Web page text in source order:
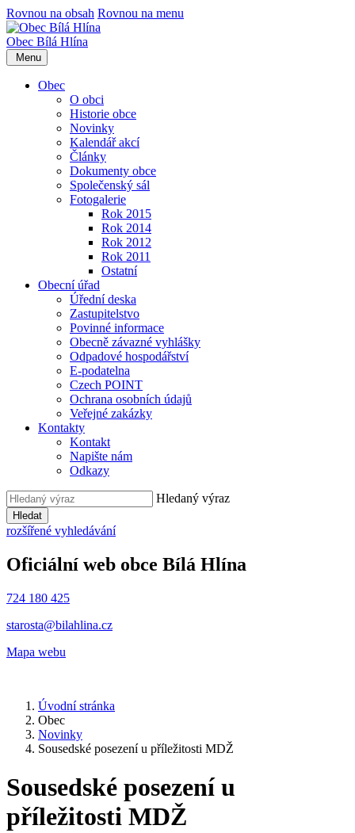
Rovnou na obsah Rovnou na menu
Obec Bílá Hlína
Menu
Obec
O obci
Historie obce
Novinky
Kalendář akcí
Články
Dokumenty obce
Společenský sál
Fotogalerie
Rok 2015
Rok 2014
Rok 2012
Rok 2011
Ostatní
Obecní úřad
Úřední deska
Zastupitelstvo
Povinné informace
Obecně závazné vyhlášky
Odpadové hospodářství
E-podatelna
Czech POINT
Ochrana osobních údajů
Veřejné zakázky
Kontakty
Kontakt
Napište nám
Odkazy
Hledaný výraz
Hledat
rozšířené vyhledávání
Oficiální web obce Bílá Hlína
724 180 425
starosta@bilahlina.cz
Mapa webu
Úvodní stránka
Obec
Novinky
Sousedské posezení u příležitosti MDŽ
Sousedské posezení u
příležitosti MDŽ